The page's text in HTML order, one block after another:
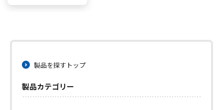
製品を探すトップ
製品カテゴリー